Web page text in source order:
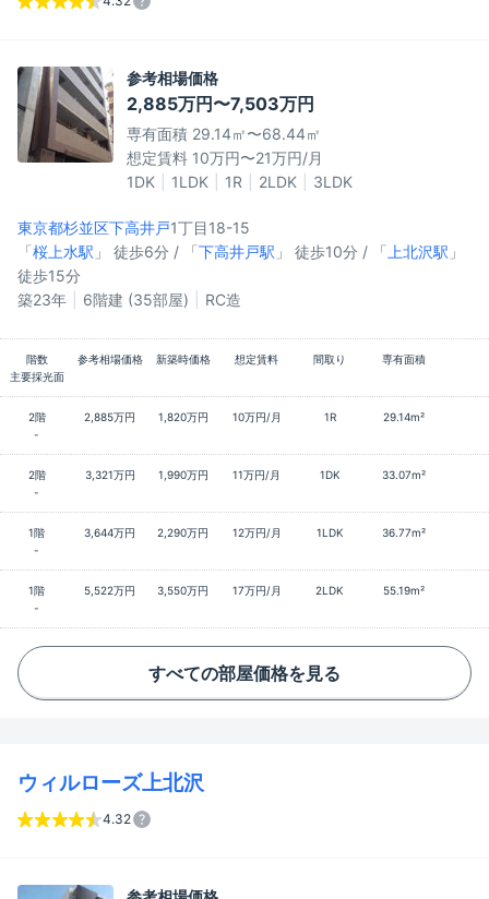
参考相場価格
2,885万円〜7,503万円
専有面積 29.14㎡〜68.44㎡
想定賃料 10万円〜21万円/月
1DK
1LDK 1R 2LDK 3LDK
東京都杉並区下高井戸1丁目18-15
「桜上水駅 」 徒歩6分 / 「下高井戸駅 」 徒歩10分 / 「 上北沢駅 」
徒歩15分
築23年
6階建 (35部屋) RC造
階数 参考相場価格 新築時価格 想定賃料 間取り
専有面積
主要採光面
2階 2,885万円 1,820万円 10万円/月 1R
29.14m²
-
2階 3,321万円 1,990万円 11万円/月 1DK
33.07m²
-
1階 3,644万円 2,290万円 12万円/月 1LDK
36.77m²
-
1階 5,522万円 3,550万円 17万円/月 2LDK
55.19m²
-
すべての部屋価格を見る
ウィルローズ上北沢
4.32